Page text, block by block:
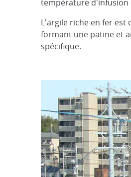
température d'infusion
L'argile riche en fer est
formant une patine et
spécifique.